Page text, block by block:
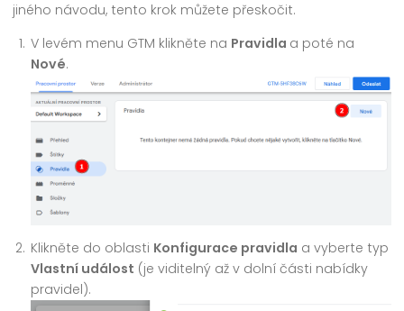
jiného návodu, tento krok můžete přeskočit.
V levém menu GTM klikněte na Pravidla a poté na
Nové.
Klikněte do oblasti Konfigurace pravidla a vyberte typ
Vlastní událost (je viditelný až v dolní části nabídky
pravidel).